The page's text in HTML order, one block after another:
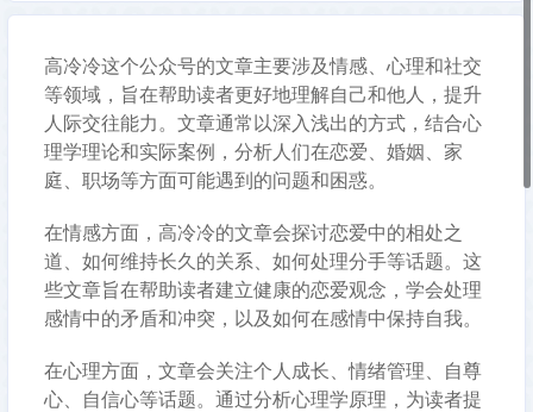
高冷冷这个公众号的文章主要涉及情感、心理和社交
等领域，旨在帮助读者更好地理解自己和他人，提升
人际交往能力。文章通常以深入浅出的方式，结合心
理学理论和实际案例，分析人们在恋爱、婚姻、家
庭、职场等方面可能遇到的问题和困惑。
在情感方面，高冷冷的文章会探讨恋爱中的相处之
道、如何维持长久的关系、如何处理分手等话题。这
些文章旨在帮助读者建立健康的恋爱观念，学会处理
感情中的矛盾和冲突，以及如何在感情中保持自我。
在心理方面，文章会关注个人成长、情绪管理、自尊
心、自信心等话题。通过分析心理学原理，为读者提